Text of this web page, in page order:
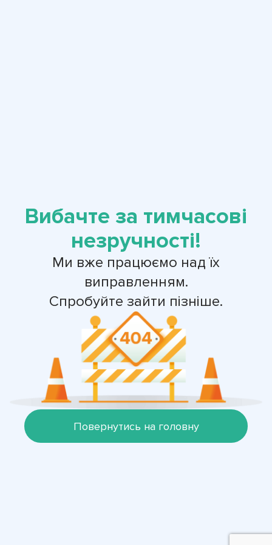
Вибачте за тимчасові
незручності!
Ми вже працюємо над їх
виправленням.
Спробуйте зайти пізніше.
Повернутись на головну